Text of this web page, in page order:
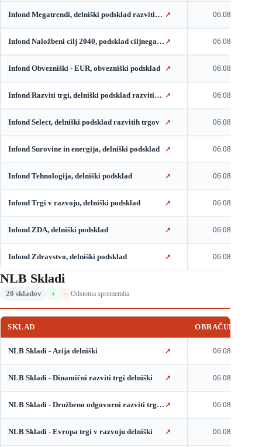
Infond Megatrendi, delniški podsklad razvitih trgov
↗ 06.08.2026
Infond Naložbeni cilj 2040, podsklad ciljnega datuma
↗ 06.08.2026
Infond Obvezniški - EUR, obvezniški podsklad ↗ 06.08.2026
Infond Razviti trgi, delniški podsklad razvitih trgov
↗ 06.08.2026
Infond Select, delniški podsklad razvitih trgov ↗ 06.08.2026
Infond Surovine in energija, delniški podsklad ↗ 06.08.2026
Infond Tehnologija, delniški podsklad ↗ 06.08.2026
Infond Trgi v razvoju, delniški podsklad ↗ 06.08.2026
Infond ZDA, delniški podsklad ↗ 06.08.2026
Infond Zdravstvo, delniški podsklad ↗ 06.08.2026
NLB Skladi
20 skladov + − Odstotna sprememba
SKLAD OBRAČUNSKI
NLB Skladi - Azija delniški ↗ 06.08.2026
NLB Skladi - Dinamični razviti trgi delniški ↗ 06.08.2026
NLB Skladi - Družbeno odgovorni razviti trgi delniški
↗ 06.08.2026
NLB Skladi - Evropa trgi v razvoju delniški ↗ 06.08.2026